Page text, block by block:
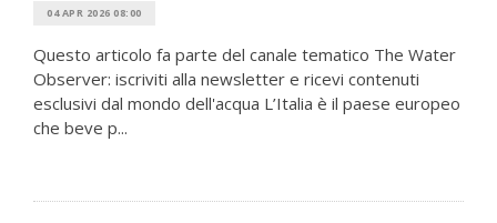
04 APR 2026 08:00
Questo articolo fa parte del canale tematico The Water
Observer: iscriviti alla newsletter e ricevi contenuti
esclusivi dal mondo dell'acqua L’Italia è il paese europeo
che beve p...